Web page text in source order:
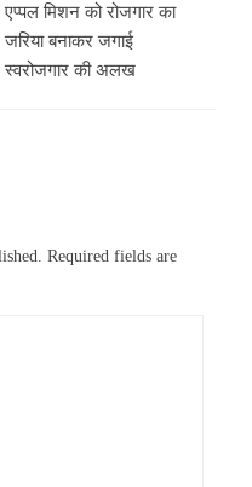
एप्पल मिशन को रोजगार का
जरिया बनाकर जगाई
स्वरोजगार की अलख
Required fields are